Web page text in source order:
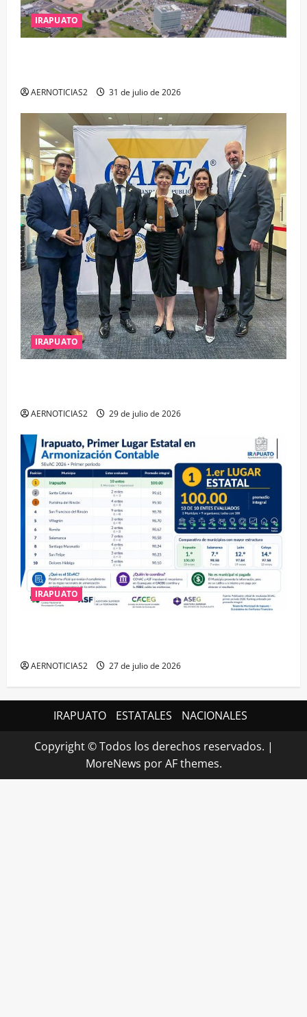
IRAPUATO
AERNOTICIAS2 31 de julio de 2026
IRAPUATO
AERNOTICIAS2 29 de julio de 2026
IRAPUATO
AERNOTICIAS2 27 de julio de 2026
IRAPUATO ESTATALES NACIONALES
Copyright © Todos los derechos reservados. |
MoreNews por AF themes.